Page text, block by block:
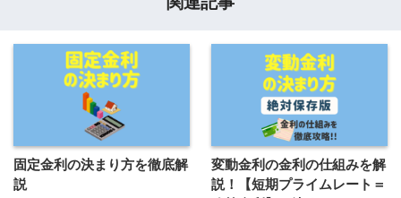
固定金利の決まり方を徹底解
説
変動金利の金利の仕組みを解
説！【短期プライムレート＝